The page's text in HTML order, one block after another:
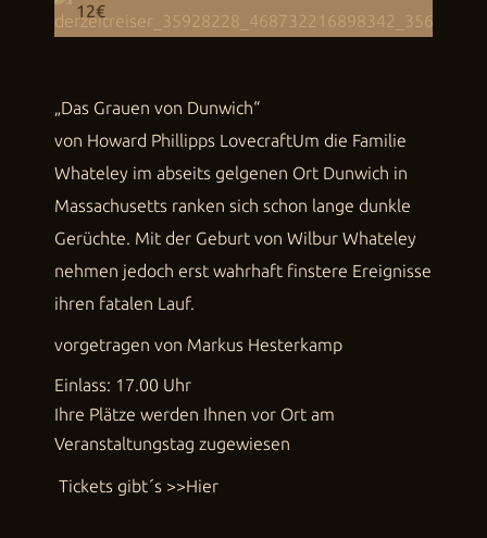
12€
„Das Grauen von Dunwich“
von Howard Phillipps LovecraftUm die Familie
Whateley im abseits gelgenen Ort Dunwich in
Massachusetts ranken sich schon lange dunkle
Gerüchte. Mit der Geburt von Wilbur Whateley
nehmen jedoch erst wahrhaft finstere Ereignisse
ihren fatalen Lauf.
vorgetragen von Markus Hesterkamp
Einlass: 17.00 Uhr
Ihre Plätze werden Ihnen vor Ort am
Veranstaltungstag zugewiesen
Tickets gibt´s >>Hier